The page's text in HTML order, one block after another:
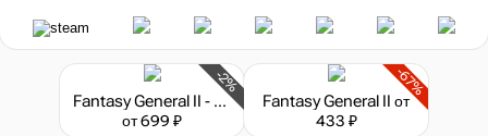
-2%
Fantasy General II - Hero Edition
от 699 ₽
-67%
Fantasy General II от
433 ₽